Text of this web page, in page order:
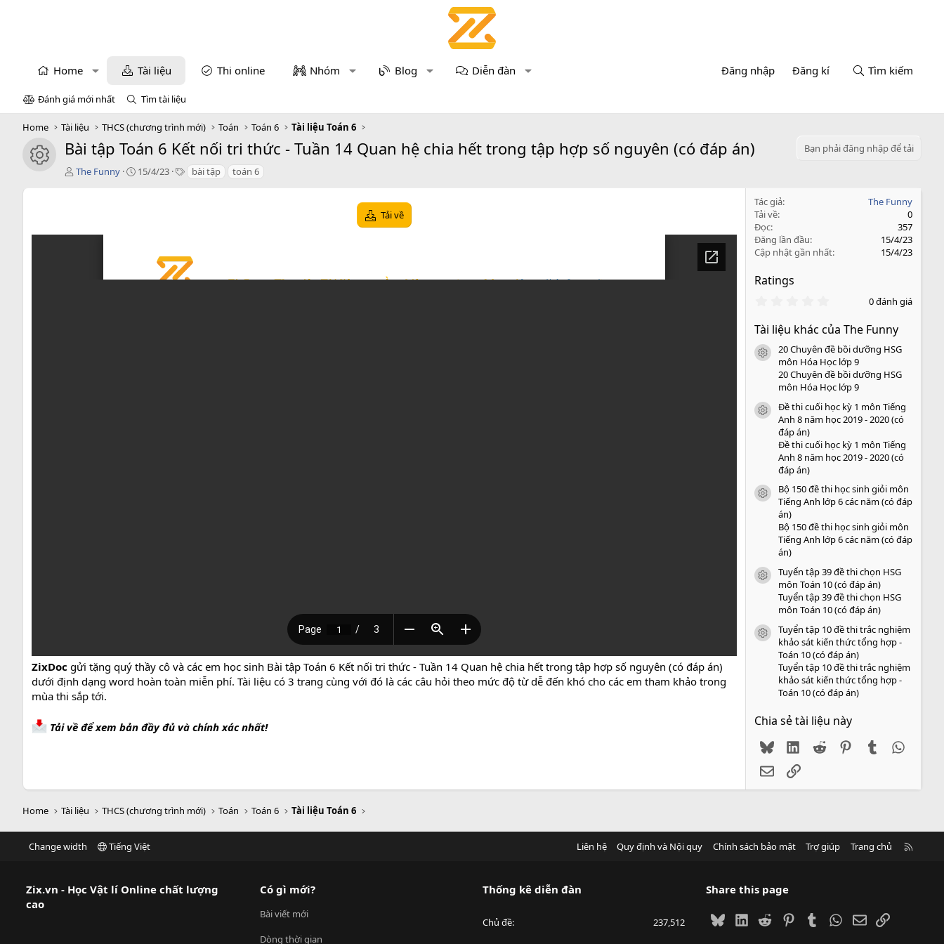
Home Tài liệu Thi online Nhóm Blog Diễn đàn Đăng nhập Đăng kí Tìm kiếm
Đánh giá mới nhất Tìm tài liệu
Home Tài liệu THCS (chương trình mới) Toán Toán 6 Tài liệu Toán 6
icon tài liệu
Bài tập Toán 6 Kết nối tri thức - Tuần 14 Quan hệ chia hết trong tập hợp số nguyên (có đáp án)
Bạn phải đăng nhập để tải
T
ả
The Funny
C15/4/23
T bài tập toán 6
Tải về
ZixDoc gửi tặng quý thầy cô và các em học sinh Bài tập Toán 6 Kết nối tri thức - Tuần 14 Quan hệ chia hết trong tập hợp số nguyên (có đáp án)
dưới định dạng word hoàn toàn miễn phí. Tài liệu có 3 trang cùng với đó là các câu hỏi theo mức độ từ dễ đến khó cho các em tham khảo trong
mùa thi sắp tới.
Tải về để xem bản đầy đủ và chính xác nhất!
Tác giả
The Funny
Tải về
0
Đọc
357
Đăng lần đầu
15/4/23
Cập nhật gần nhất
15/4/23
Ratings
0
0
s
a
o
0 đánh giá
Tài liệu khác của The Funny
icon tài liệu
20 Chuyên đề bồi dưỡng HSG
môn Hóa Học lớp 9
20 Chuyên đề bồi dưỡng HSG
môn Hóa Học lớp 9
icon tài liệu
Đề thi cuối học kỳ 1 môn Tiếng
Anh 8 năm học 2019 - 2020 (có
đáp án)
Đề thi cuối học kỳ 1 môn Tiếng
Anh 8 năm học 2019 - 2020 (có
đáp án)
icon tài liệu
Bộ 150 đề thi học sinh giỏi môn
Tiếng Anh lớp 6 các năm (có đáp
án)
Bộ 150 đề thi học sinh giỏi môn
Tiếng Anh lớp 6 các năm (có đáp
án)
icon tài liệu
Tuyển tập 39 đề thi chọn HSG
môn Toán 10 (có đáp án)
Tuyển tập 39 đề thi chọn HSG
môn Toán 10 (có đáp án)
icon tài liệu
Tuyển tập 10 đề thi trắc nghiệm
khảo sát kiến thức tổng hợp -
Toán 10 (có đáp án)
Tuyển tập 10 đề thi trắc nghiệm
khảo sát kiến thức tổng hợp -
Toán 10 (có đáp án)
Chia sẻ tài liệu này
BlueskyLinkedIn
Reddit PinterestTumblr
EmailLink
Home Tài liệu THCS (chương trình mới) Toán Toán 6 Tài liệu Toán 6
Change width Tiếng Việt Liên hệ Quy định và Nội quy Chính sách bảo mật Trợ giúp Trang chủ
Zix.vn - Học Vật lí Online chất lượng
cao
Có gì mới?
Bài viết mới
Dòng thời gian
Thống kê diễn đàn
Chủ đề 237,512
Share this page
BlueskyLinkedIn
Reddit PinterestTumblrWhatsApp
EmailLink